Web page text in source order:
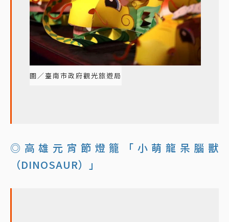
圖／臺南市政府觀光旅遊局
◎高雄元宵節燈籠「小萌龍呆腦獸
（DINOSAUR）」